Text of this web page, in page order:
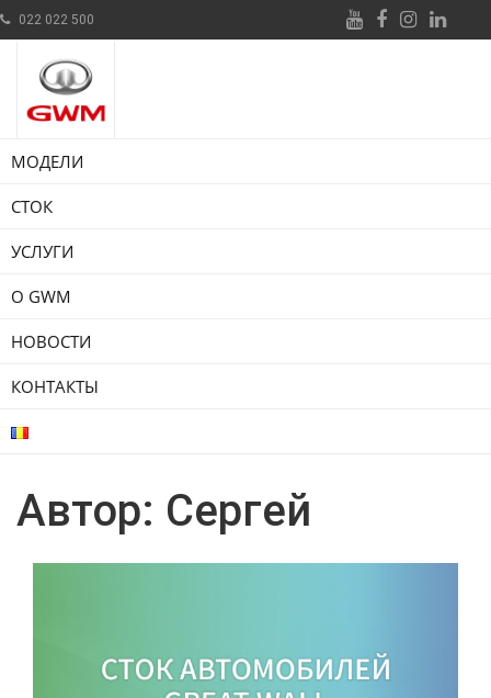
022 022 500
МОДЕЛИ
СТОК
УСЛУГИ
О GWM
НОВОСТИ
КОНТАКТЫ
Автор: Сергей